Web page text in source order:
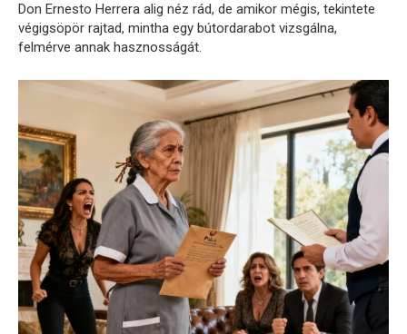
Don Ernesto Herrera alig néz rád, de amikor mégis, tekintete
végigsöpör rajtad, mintha egy bútordarabot vizsgálna,
felmérve annak hasznosságát.